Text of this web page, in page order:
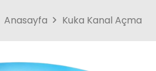
Anasayfa Kuka Kanal Açma